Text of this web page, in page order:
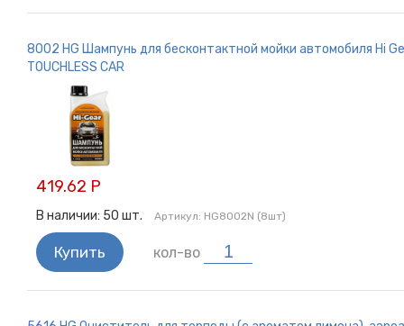
8002 HG Шампунь для бесконтактной мойки автомобиля Hi
TOUCHLESS CAR
419.62 Р
В наличии: 50 шт. Артикул: HG8002N (8шт)
Купить кол-во